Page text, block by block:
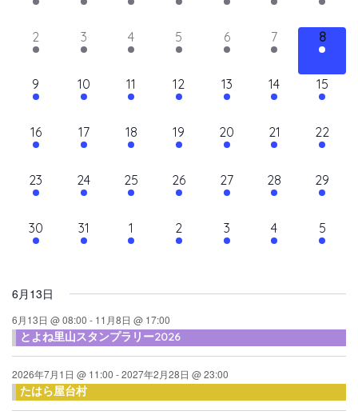
ト
を
検
索
て
ビ
ゲ
ー
ョ
ン
を
表
示
ュ
ナ
ト
の
カ
レ
ン
ダ
ー
イ
ン
イ
ン
イ
ン
イ
ン
イ
ン
イ
ン
イ
ベ
ン
11
イ
ン
2
11
イ
ン
3
11
イ
ン
4
11
イ
ン
5
11
イ
ン
6
11
イ
ン
7
11
イ
ベ
ン
8
12
イ
ン
9
10
イ
ン
10
10
イ
ン
11
10
イ
ン
12
10
イ
ン
13
10
イ
ン
14
10
イ
ン
15
10
イ
ン
16
9
イ
ン
17
9
イ
ン
18
9
イ
ン
19
9
イ
ン
20
9
イ
ン
21
10
イ
ン
22
10
イ
ン
23
10
イ
ン
24
9
イ
ン
25
9
イ
ン
26
10
イ
ン
27
9
イ
ン
28
10
イ
ン
29
10
イ
ト,
30
6
イ
31
6
イ
1
6
イ
2
6
イ
3
6
イ
4
6
イ
5
6月13日
6月13日 @ 08:00 - 11月8日 @ 17:00
とよね里山スタンプラリー2026
2026年7月1日 @ 11:00 -2027年2月28日 @ 23:00
たはら屋台村